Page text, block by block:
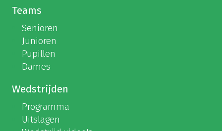
Teams
Senioren
Junioren
Pupillen
Dames
Wedstrijden
Programma
Uitslagen